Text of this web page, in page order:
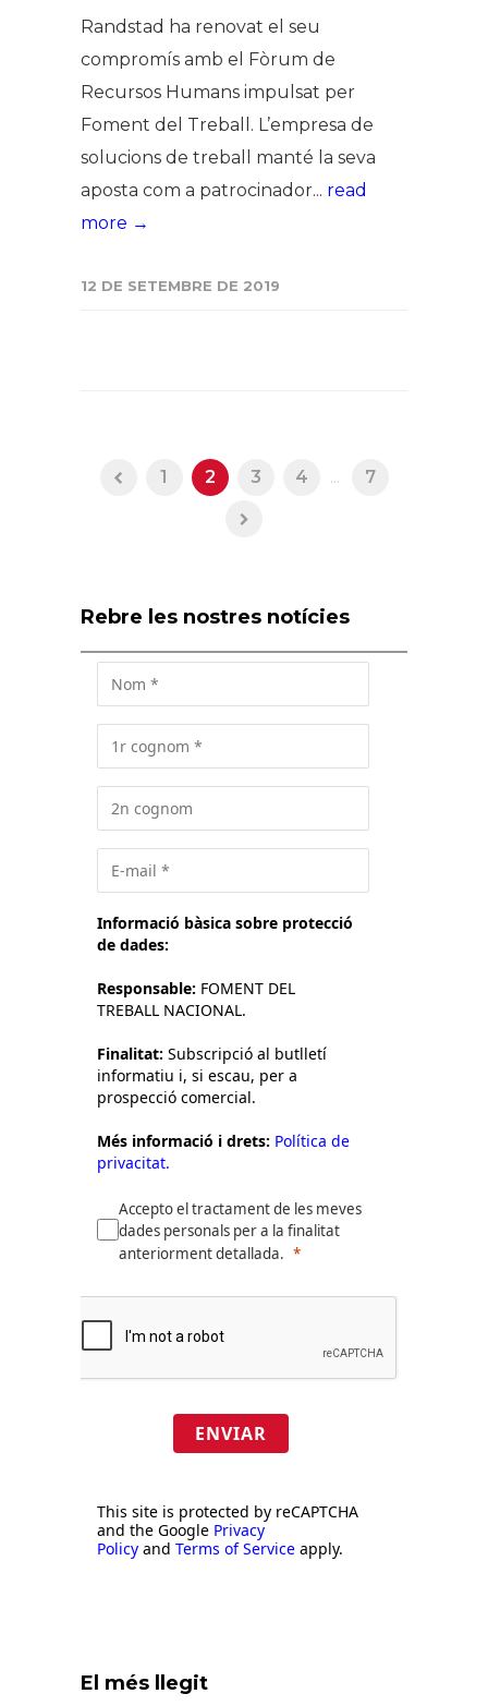
Randstad ha renovat el seu
compromís amb el Fòrum de
Recursos Humans impulsat per
Foment del Treball. L’empresa de
solucions de treball manté la seva
aposta com a patrocinador... read
more →
12 DE SETEMBRE DE 2019
1 2 3 4 ... 7
Rebre les nostres notícies
Informació bàsica sobre protecció
de dades:
Responsable: FOMENT DEL
TREBALL NACIONAL.
Finalitat: Subscripció al butlletí
informatiu i, si escau, per a
prospecció comercial.
Més informació i drets: Política de
privacitat.
Accepto el tractament de les meves
dades personals per a la finalitat
anteriorment detallada.
ENVIAR
This site is protected by reCAPTCHA
and the Google Privacy
Policy and Terms of Service apply.
El més llegit